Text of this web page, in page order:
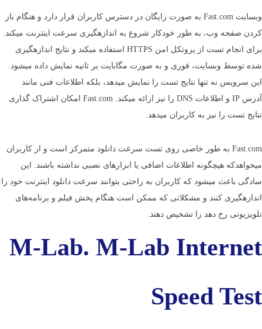
وب­سایت Fast.com به صورت رایگان در دسترس کاربران قرار دارد و هنگام باز
کردن صفحه وب، به طور خودکار شروع به اندازه­گیری سرعت اینترنت می­کند.
برای انجام تست از پروتکل امن HTTPS استفاده می­کند و نتایج اندازه­گیری
شده توسط وب­سایت، فوری و به صورت مگابایت بر ثانیه نمایش داده می­شود.
این سرویس نه تنها نتایج تست را نمایش می­دهد، بلکه اطلاعات فنی مانند
آدرس IP و اطلاعات DNS را نیز ارائه می­کند. Fast.com امکان اشتراک گذاری
نتایج تست را نیز به کاربران می­دهد.
Fast.com به طور خاصی روی تست سرعت دانلود متمرکز است و از کاربران
می­خواهدکه هیچگونه اطلاعات اضافی یا ابزارهای نصبی نداشته باشند. این
سادگی باعث می­شود که کاربران به راحتی بتوانند سرعت دانلود اینترنت خود را
اندازه­گیری کنند و مشکلاتی که ممکن است هنگام پخش فیلم و برنامه‌های
تلویزیونی رخ دهد را تشخیص دهند.
M-Lab. M-Lab Internet
Speed Test